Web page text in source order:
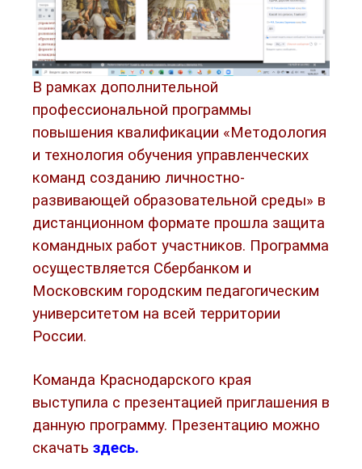
В рамках дополнительной
профессиональной программы
повышения квалификации «Методология
и технология обучения управленческих
команд созданию личностно-
развивающей образовательной среды» в
дистанционном формате прошла защита
командных работ участников. Программа
осуществляется Сбербанком и
Московским городским педагогическим
университетом на всей территории
России.
Команда Краснодарского края
выступила с презентацией приглашения в
данную программу. Презентацию можно
скачать здесь.